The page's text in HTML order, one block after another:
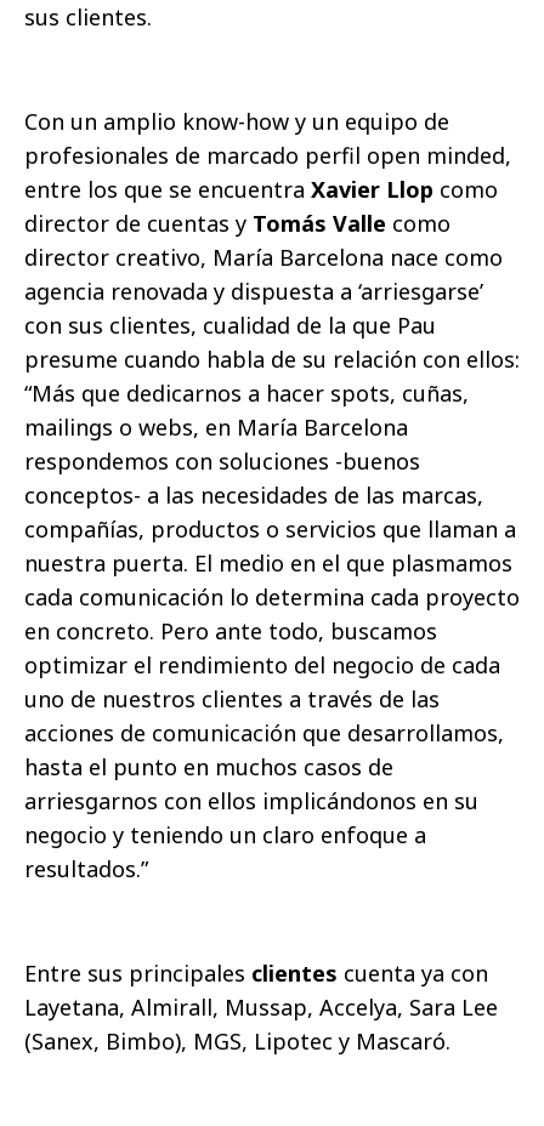
sus clientes.
Con un amplio know-how y un equipo de
profesionales de marcado perfil open minded,
entre los que se encuentra Xavier Llop como
director de cuentas y Tomás Valle como
director creativo, María Barcelona nace como
agencia renovada y dispuesta a ‘arriesgarse’
con sus clientes, cualidad de la que Pau
presume cuando habla de su relación con ellos:
“Más que dedicarnos a hacer spots, cuñas,
mailings o webs, en María Barcelona
respondemos con soluciones -buenos
conceptos- a las necesidades de las marcas,
compañías, productos o servicios que llaman a
nuestra puerta. El medio en el que plasmamos
cada comunicación lo determina cada proyecto
en concreto. Pero ante todo, buscamos
optimizar el rendimiento del negocio de cada
uno de nuestros clientes a través de las
acciones de comunicación que desarrollamos,
hasta el punto en muchos casos de
arriesgarnos con ellos implicándonos en su
negocio y teniendo un claro enfoque a
resultados.”
Entre sus principales clientes cuenta ya con
Layetana, Almirall, Mussap, Accelya, Sara Lee
(Sanex, Bimbo), MGS, Lipotec y Mascaró.